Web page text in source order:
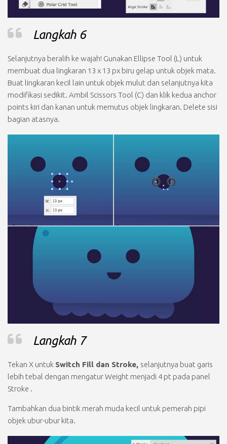
Langkah 6
Selanjutnya beralih ke wajah! Gunakan Ellipse Tool (L) untuk
membuat dua lingkaran 13 x 13 px biru gelap untuk objek mata.
Buat lingkaran kecil lain untuk objek mulut dan selanjutnya kita
modifikasi sedikit. Ambil Scissors Tool (C) dan klik kedua anchor
points kiri dan kanan untuk memutus objek lingkaran. Delete sisi
bagian atasnya.
Langkah 7
Tekan X untuk Switch Fill dan Stroke, selanjutnya buat garis
lebih tebal dengan mengaturWeight menjadi 4 pt pada panel
Stroke .
Tambahkan dua bintik merah muda kecil untuk pemerah pipi
objek ubur-ubur kita.